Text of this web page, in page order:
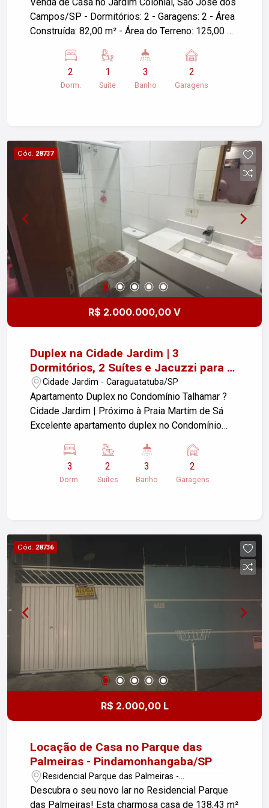
Venda de Casa no Jardim Colonial, São José dos
Campos/SP - Dormitórios: 2 - Garagens: 2 - Área
Construída: 82,00 m² - Área do Terreno: 125,00 m²
praticidade em um dos bairros mais agradáveis
de São José dos Campos. Para mais
informações, agende uma visita, entre em
2
Dorm.
1
Suite
3
Banho
2
Garagens
Cód. 28737
R$ 2.000.000,00 V
Duplex na Cidade Jardim | 3
Dormitórios, 2 Suítes e Jacuzzi para 6
Pessoas ? Próximo à Praia Martim de
Sá
Cidade Jardim - Caraguatatuba/SP
Apartamento Duplex no Condomínio Talhamar ?
Cidade Jardim | Próximo à Praia Martim de Sá
Excelente apartamento duplex no Condomínio
Caraguatatuba, próximo à Praia Martim de Sá. O
imóvel conta com 3 dormitórios, sendo 2 suítes,
oferecendo conforto, espaço e excelente
Closet - Varanda - 5 aparelhos de ar-
condicionado - 2 vagas de garagem cobertas -
Sol da manhã e da tarde - Jacuzzi para 6
pessoas com vista panorâmica. Lazer do
condomínio: - Piscina - Academia - Salão de
negociado mobiliado ou não, mediante acordo.
Condições de negociação: aceita venda ou
permuta por apartamento no Costa Esmeralda,
mediante análise. Uma excelente oportunidade
para quem busca conforto, lazer e proximidade
com a praia, em uma das regiões mais desejadas
3
Dorm.
2
Suítes
3
Banho
2
Garagens
Cód. 28736
R$ 2.000,00 L
Locação de Casa no Parque das
Palmeiras - Pindamonhangaba/SP
Residencial Parque das Palmeiras -
Pindamonhangaba/SP
Descubra o seu novo lar no Residencial Parque
das Palmeiras! Esta charmosa casa de 138,43 m²